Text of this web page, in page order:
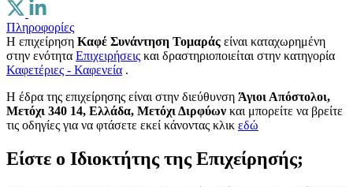
Πληροφορίες
Η επιχείρηση Καφέ Συνάντηση Τομαράς είναι καταχωρημένη
στην ενότητα Επιχειρήσεις και δραστηριοποιείται στην κατηγορία
Καφετέριες - Καφενεία .
H έδρα της επιχείρησης είναι στην διεύθυνση Άγιοι Απόστολοι,
Μετόχι 340 14, Ελλάδα, Μετόχι Διρφύων και μπορείτε να βρείτε
τις οδηγίες για να φτάσετε εκεί κάνοντας κλικ εδώ
Είστε ο Ιδιοκτήτης της Επιχείρησής;